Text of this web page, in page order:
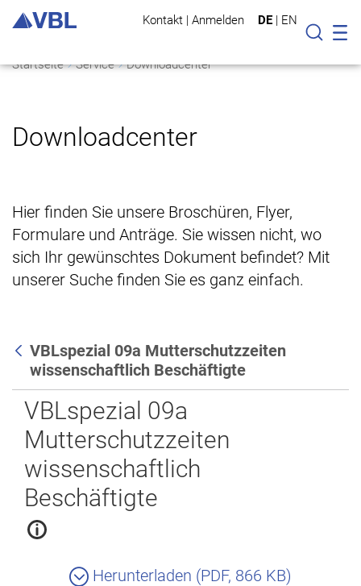
Kontakt | Anmelden DE | EN
Suche
Startseite Service Downloadcenter
Downloadcenter
Hier finden Sie unsere Broschüren, Flyer,
Formulare und Anträge. Sie wissen nicht, wo
sich Ihr gewünschtes Dokument befindet? Mit
unserer Suche finden Sie es ganz einfach.
Zurück
VBLspezial 09a Mutterschutzzeiten
wissenschaftlich Beschäftigte
VBLspezial 09a
Mutterschutzzeiten
wissenschaftlich
Beschäftigte
Herunterladen (PDF, 866 KB)